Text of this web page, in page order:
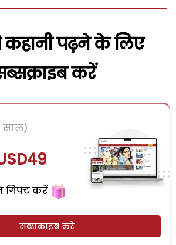
पढ़ने के लिए
करें
साल)
गिफ्ट करें
सब्सक्राइब करें